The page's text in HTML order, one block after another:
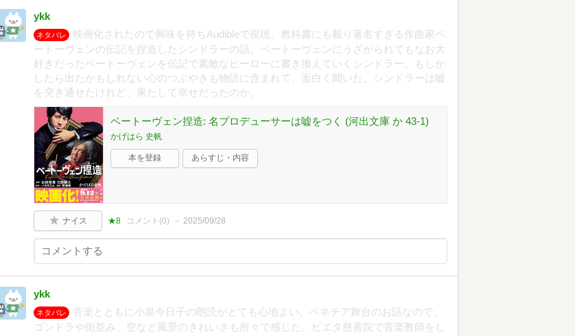
ykk
ネタバレ
映画化されたので興味を持ちAudibleで視聴。教科書にも載り著名すぎる作曲家ベ
ートーヴェンの伝記を捏造したシンドラーの話。ベートーヴェンにうざがられてもなお大
好きだったベートーヴェンを伝記で素敵なヒーローに書き換えていくシンドラー。もしか
したら出たかもしれない心のつぶやきも物語に含まれて、面白く聞いた。シンドラーは嘘
を突き通せたけれど、果たして幸せだったのか。
ベートーヴェン捏造: 名プロデューサーは嘘をつく (河出文庫 か 43-1)
かげはら 史帆
本を登録 あらすじ・内容
ナイス ★8 コメント(0) 2025/09/28
ykk
ネタバレ
音楽とともに小泉今日子の朗読がとても心地よい。ベネチア舞台のお話なので、
ゴンドラや街並み、空など風景のきれいさも所々で感じた。ピエタ慈善院で音楽教師をし